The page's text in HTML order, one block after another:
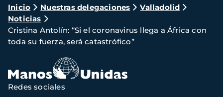
Ruta
de
navegación
Inicio Nuestras delegaciones
Valladolid
Noticias
Cristina Antolín: “Si el coronavirus llega a África con
toda su fuerza, será catastrófico”
Redes sociales